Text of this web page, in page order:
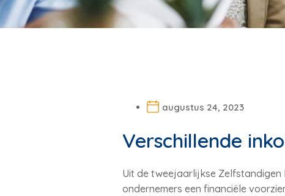
augustus 24, 2023
Verschillende
Uit de tweejaarlijkse Zelfstandigen
ondernemers een financiële